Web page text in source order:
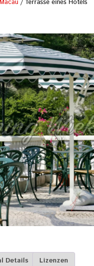
Macau / Terrasse eines Hotels
Details Lizenzen